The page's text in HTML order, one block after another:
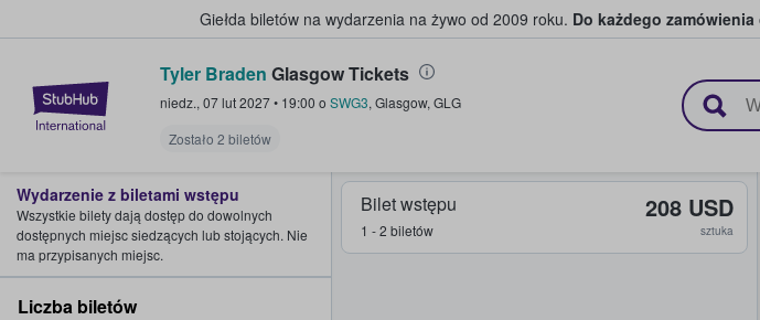
Giełda biletów na wydarzenia na żywo od 2009 roku. Do każdego
StubHub — miejsce, w którym fani i kibice kupują i
Tyler Braden Glasgow Tickets
niedz., 07 lut 2027• 19:00 o SWG3, Glasgow, GLG
Zostało 2 biletów
Bilet wstępu
1 - 2 biletów
208 USD
sztuka
Wydarzenie z biletami wstępu
Wszystkie bilety dają dostęp do dowolnych
dostępnych miejsc siedzących lub stojących. Nie
ma przypisanych miejsc.
Liczba biletów